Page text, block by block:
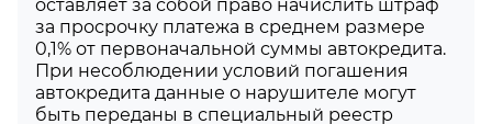
оставляет за собой право начислить штраф
за просрочку платежа в среднем размере
0,1% от первоначальной суммы автокредита.
При несоблюдении условий погашения
автокредита данные о нарушителе могут
быть переданы в специальный реестр